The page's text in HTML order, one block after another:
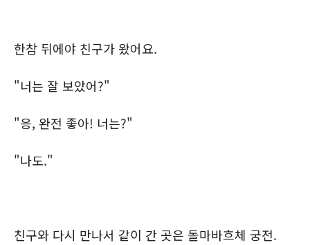
한참 뒤에야 친구가 왔어요.
"너는 잘 보았어?"
"응, 완전 좋아! 너는?"
"나도."
친구와 다시 만나서 같이 간 곳은 돌마바흐체 궁전.